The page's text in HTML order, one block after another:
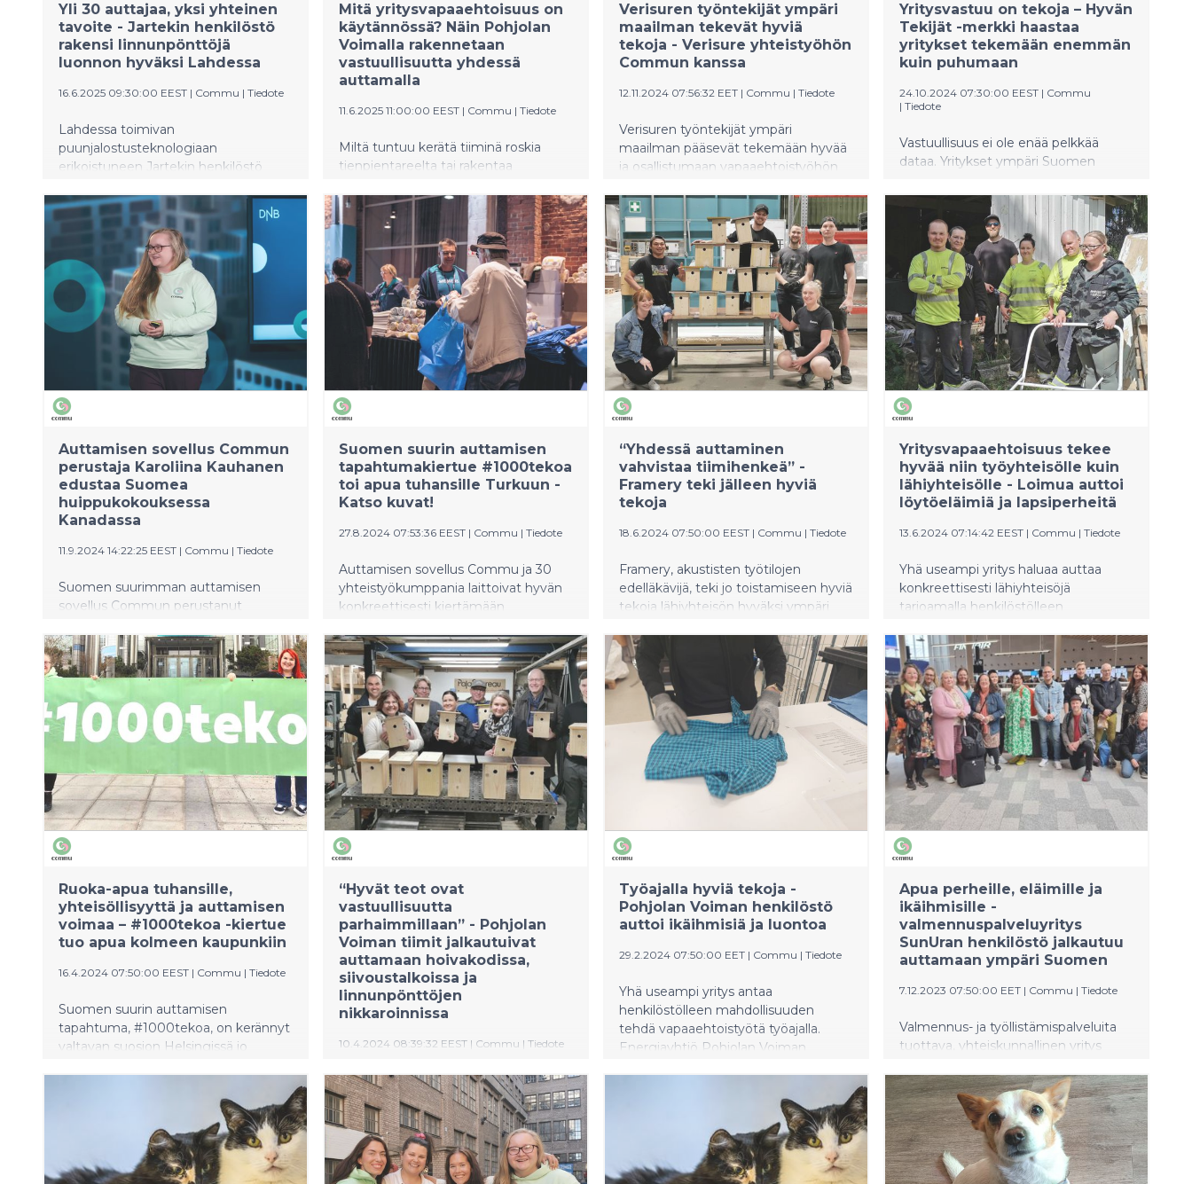
Yli 30 auttajaa, yksi yhteinen
tavoite - Jartekin henkilöstö
rakensi linnunpönttöjä
luonnon hyväksi Lahdessa
16.6.2025 09:30:00 EEST | Commu | Tiedote
Lahdessa toimivan
puunjalostusteknologiaan
erikoistuneen Jartekin henkilöstö
Henkilöstö jalkautui konkreettiseen
tekemiseen luonnon ja yhteisön
hyväksi. Yrityksen henkilöstö osallistui
hyvän mielen tempaukseen, jossa
rakennettiin yhdessä linnunpönttöjä
paikallisen lintukunnan hyväksi.
Mitä yritysvapaaehtoisuus on
käytännössä? Näin Pohjolan
Voimalla rakennetaan
vastuullisuutta yhdessä
auttamalla
11.6.2025 11:00:00 EEST | Commu | Tiedote
Miltä tuntuu kerätä tiiminä roskia
tienpientareelta tai rakentaa
kanssa? Pohjolan Voimalla
yritysvapaaehtoisuus on enemmän
kuin yksittäisiä tempauksia.
Auttamisesta on tullut osa
työyhteisön arkea,
vastuullisuustoimintaa ja yhteistä
tarinaa.
Verisuren työntekijät ympäri
maailman tekevät hyviä
tekoja - Verisure yhteistyöhön
Commun kanssa
12.11.2024 07:56:32 EET | Commu | Tiedote
Verisuren työntekijät ympäri
maailman pääsevät tekemään hyvää
ja osallistumaan vapaaehtoistyöhön
2024. Suomessa hyvien tekojen
kumppanina toimii auttamisen
sovellus Commu.
Yritysvastuu on tekoja – Hyvän
Tekijät -merkki haastaa
yritykset tekemään enemmän
kuin puhumaan
24.10.2024 07:30:00 EEST | Commu
| Tiedote
Vastuullisuus ei ole enää pelkkää
dataa. Yritykset ympäri Suomen
tekojen kautta kestävämpää
tulevaisuutta. Hyvän Tekijät -
vastuullisuusmerkin saanut yritys
sitoutuu auttamaan lähiyhteisöjään
mitattavilla ja yhteisöllisillä teoilla.
Merkki myönnetään yrityksille, jotka
osoittavat aktiivisuutta ja
vastuullisuutta esimerkiksi
hyväntekeväisyyden,
vapaaehtoistyön ja ympäristötekojen
kautta. Hyvän Tekijät -merkki on
merkittävä tunnustus yrityksille, jotka
toimivat aidosti yhteisen hyvän
puolesta. Merkin myöntää Suomen
suurin auttamisen sovellus Commu.
Auttamisen sovellus Commun
perustaja Karoliina Kauhanen
edustaa Suomea
huippukokouksessa
Kanadassa
11.9.2024 14:22:25 EEST | Commu | Tiedote
Suomen suurimman auttamisen
sovellus Commun perustanut
viikolla Suomea One Young World-
huippukokouksessa Kanadassa.
Kanadan pääministeri Justin Trudeau
kommentoi konferenssin olevan
vertaansa vailla oleva verkosto
edistyksellisiä nuoria johtajia joka
Suomen suurin auttamisen
tapahtumakiertue #1000tekoa
toi apua tuhansille Turkuun -
Katso kuvat!
27.8.2024 07:53:36 EEST | Commu | Tiedote
Auttamisen sovellus Commu ja 30
yhteistyökumppania laittoivat hyvän
konkreettisesti kiertämään
turkulaisille. #1000tekoa -
tapahtumassa jaettiin 1000 kassillista
ruokaa, tarjottiin 500 maksutonta
lounasta ja tuotiin apua ja tukea
saman katon alle. Yhteisölliseen
tapahtumaan osallistui paljon
lapsiperheitä, eläkeläisiä, opiskelijoita,
ukrainalaisia perheitä ja maahan
muuttaneita.
“Yhdessä auttaminen
vahvistaa tiimihenkeä” -
Framery teki jälleen hyviä
tekoja
18.6.2024 07:50:00 EEST | Commu | Tiedote
Framery, akustisten työtilojen
edelläkävijä, teki jo toistamiseen hyviä
tekoja lähiyhteisön hyväksi ympäri
jalkautuivat ympäri kaupunkia muun
muassa auttamaan ikäihmisiä,
nikkaroimaan linnunpönttöjä,
luovuttamaan verta ja siivoamaan
lähialueita roskista.
Yritysvapaaehtoisuus tekee
hyvää niin työyhteisölle kuin
lähiyhteisölle - Loimua auttoi
löytöeläimiä ja lapsiperheitä
13.6.2024 07:14:42 EEST | Commu | Tiedote
Yhä useampi yritys haluaa auttaa
konkreettisesti lähiyhteisöjä
tarjoamalla henkilöstölleen
vapaaehtoistyötä työajalla.
Kaukolämpöyhtiö Loimua jatkoi
aktiivista panostustaan lähiyhteisöjen
hyväksi järjestämällä hyvien tekojen
tempauksen Hämeenlinnassa.
Loimuan tiimit järjestivät paikallisille
lapsiperheille metsäkylvyn yhdessä
Parasta Lapsille ry:n kanssa sekä
auttoivat löytöeläimiä järjestämällä
siivoustalkoot Rengossa
Hämeenlinnan seudun
eläinsuojeluyhdistyksessä.
Ruoka-apua tuhansille,
yhteisöllisyyttä ja auttamisen
voimaa – #1000tekoa -kiertue
tuo apua kolmeen kaupunkiin
16.4.2024 07:50:00 EEST | Commu | Tiedote
Suomen suurin auttamisen
tapahtuma, #1000tekoa, on kerännyt
valtavan suosion Helsingissä jo
hyviä tekoja tehdään myös
Tampereella ja Turussa. #1000tekoa
on ainutlaatuinen yhteinen ponnistus,
joka tuo yhteen yhdistykset, yritykset
ja kaupungit tekemään hyvää.
“Hyvät teot ovat
vastuullisuutta
parhaimmillaan” - Pohjolan
Voiman tiimit jalkautuivat
auttamaan hoivakodissa,
siivoustalkoissa ja
linnunpönttöjen
nikkaroinnissa
10.4.2024 08:39:32 EEST | Commu | Tiedote
Energiayhtiö Pohjolan Voiman
henkilöstö jalkautui auttamaan
lähiyhteisöjään Helsingissä. Päivän
aikana yli 20 tiimiläistä siivosi
Töölönlahden puistoja ja rantareittejä,
vietti aikaa ikäihmisten luona
Työajalla hyviä tekoja -
Pohjolan Voiman henkilöstö
auttoi ikäihmisiä ja luontoa
29.2.2024 07:50:00 EET | Commu | Tiedote
Yhä useampi yritys antaa
henkilöstölleen mahdollisuuden
tehdä vapaaehtoistyötä työajalla.
Energiayhtiö Pohjolan Voiman
Kymmenkunta tiimiläistä teki hyviä
tekoja niin ikäihmisten kuin
kierrätyksen ja luonnonsuojelun
Apua perheille, eläimille ja
ikäihmisille -
valmennuspalveluyritys
SunUran henkilöstö jalkautuu
auttamaan ympäri Suomen
7.12.2023 07:50:00 EET | Commu | Tiedote
Valmennus- ja työllistämispalveluita
tuottava, yhteiskunnallinen yritys
tempauksen ympäri Suomen
yhdessä Commun kanssa perjantaina
15.12. Yrityksen henkilöstö jalkautuu
Tampereella, Helsingissä, Lahdessa ja
Hämeenlinnassa auttamaan
vähävaraisia, ikäihmisiä, lapsiperheitä